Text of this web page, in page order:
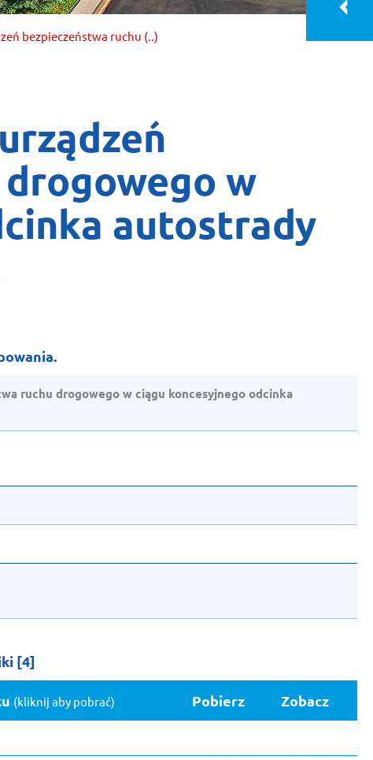
bezpieczeństwa ruchu (..)
w
autostrady
ruchu drogowego w ciągu koncesyjnego odcinka
[4]
(kliknij aby pobrać) Pobierz Zobacz